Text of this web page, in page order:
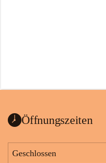
Öffnungszeiten
Geschlossen